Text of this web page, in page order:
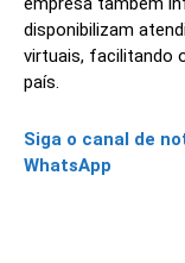
disponibilizam
virtuais, facilitando
país.
Siga o canal de
WhatsApp